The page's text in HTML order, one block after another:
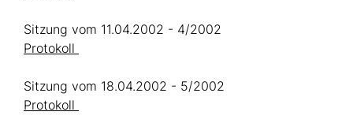
Sitzung vom 11.04.2002 - 4/2002
Protokoll
Sitzung vom 18.04.2002 - 5/2002
Protokoll